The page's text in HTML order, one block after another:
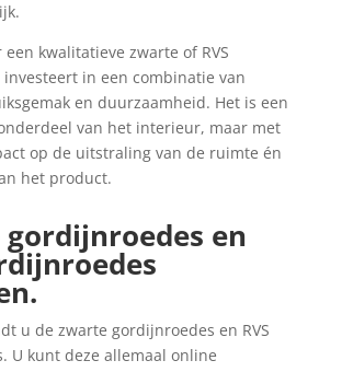
een kwalitatieve zwarte of RVS
in een combinatie van
en duurzaamheid. Het is een
van het interieur, maar met
op de uitstraling van de ruimte én
het product.
en
u de zwarte gordijnroedes en RVS
U kunt deze allemaal online